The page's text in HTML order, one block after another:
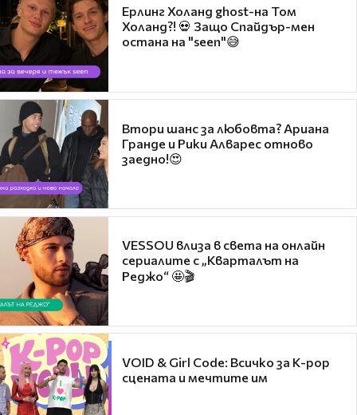
Ерлинг Холанд ghost-на Том
Холанд?! 💀 Защо Спайдър-мен
остана на "seen"😅
Втори шанс за любовта? Ариана
Гранде и Рики Алварес отново
заедно!😍
VESSOU влиза в света на онлайн
сериалите с „Кварталът на
Реджо“ 🤩🎬
VOID & Girl Code: Всичко за K-pop
сцената и мечтите им